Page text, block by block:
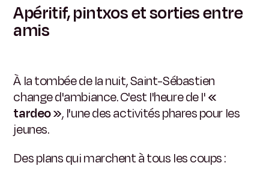
Apéritif, pintxos et sorties entre
amis
À la tombée de la nuit, Saint-Sébastien
change d'ambiance. C'est l'heure de l'«
tardeo », l'une des activités phares pour les
jeunes.
Des plans qui marchent à tous les coups :